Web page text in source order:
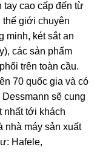
tay cao cấp đến từ
giới chuyên
minh, két sắt an
các sản phẩm
trên toàn cầu.
70 quốc gia và có
sẽ cung
nhất tới khách
nhà máy sản xuất
Hafele,